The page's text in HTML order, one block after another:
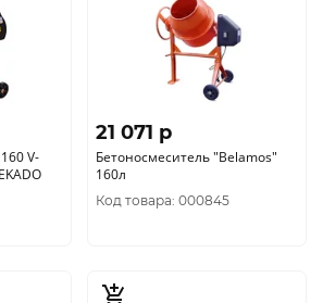
V-
21 071 p
Бетоносмеситель "Belamos"
160л
Код товара: 000845